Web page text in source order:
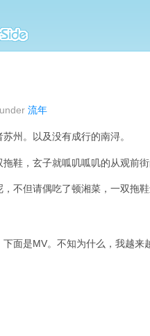
流年
州。以及没有成行的南浔。
鞋，玄子就呱叽呱叽的从观前街
不但请偶吃了顿湘菜，一双拖鞋
面是MV。不知为什么，我越来